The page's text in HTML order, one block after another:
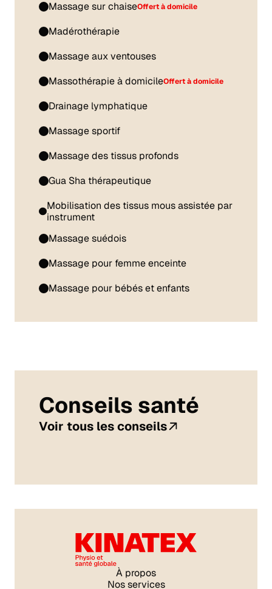
Massage sur chaiseOffert à domicile
Madérothérapie
Massage aux ventouses
Massothérapie à domicileOffert à domicile
Drainage lymphatique
Massage sportif
Massage des tissus profonds
Gua Sha thérapeutique
Mobilisation des tissus mous assistée par
instrument
Massage suédois
Massage pour femme enceinte
Massage pour bébés et enfants
Conseils santé
Voir tous les conseils
À propos
Nos services